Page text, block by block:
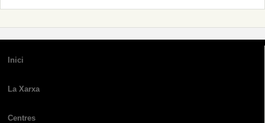
Inici
La Xarxa
Centres